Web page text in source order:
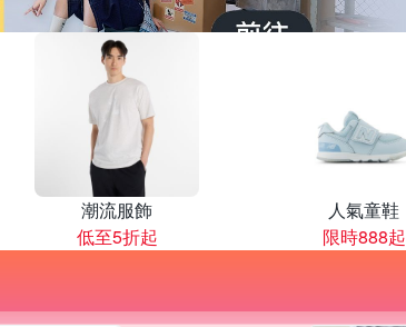
潮流服飾
低至5折起
人氣童鞋
限時888起